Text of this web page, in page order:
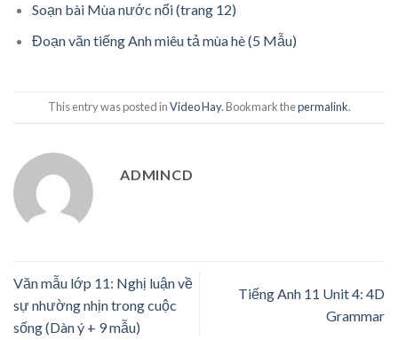
Soạn bài Mùa nước nổi (trang 12)
Đoạn văn tiếng Anh miêu tả mùa hè (5 Mẫu)
This entry was posted inVideo Hay. Bookmark thepermalink.
ADMINCD
Văn mẫu lớp 11: Nghị luận về
sự nhường nhịn trong cuộc
sống (Dàn ý + 9 mẫu)
Tiếng Anh 11 Unit 4: 4D
Grammar